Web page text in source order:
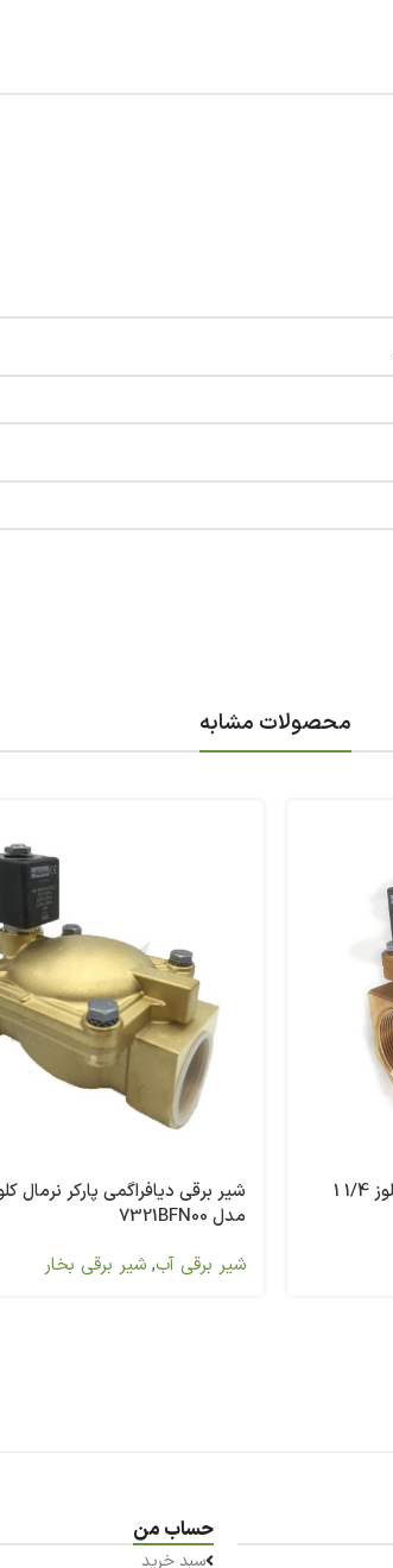
محصولات مشابه
شیر برقی دیافراگمی پارکر نرمال کلوز 1/4 1
مدل 7321BFN00
شیر برقی آب, شیر برقی بخار
حساب من
سبد خرید